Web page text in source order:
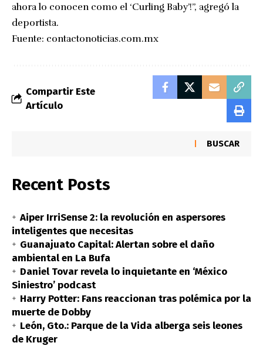
ahora lo conocen como el ‘Curling Baby’!”, agregó la
deportista.
Fuente: contactonoticias.com.mx
Compartir Este
Artículo
BUSCAR
Recent Posts
Aiper IrriSense 2: la revolución en aspersores
inteligentes que necesitas
Guanajuato Capital: Alertan sobre el daño
ambiental en La Bufa
Daniel Tovar revela lo inquietante en ‘México
Siniestro’ podcast
Harry Potter: Fans reaccionan tras polémica por la
muerte de Dobby
León, Gto.: Parque de la Vida alberga seis leones
de Kruger